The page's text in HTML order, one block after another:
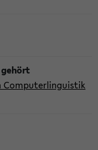
Computerlinguistik